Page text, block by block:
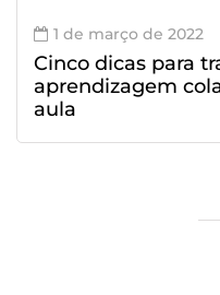
1 de março de 2022
Cinco dicas para
aprendizagem
aula